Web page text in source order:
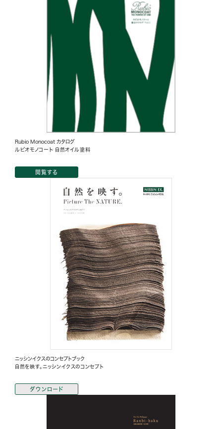
Rubio Monocoat カタログ
ルビオモノコート 自然オイル塗料
閲覧する
ニッシンイクスのコンセプトブック
自然を映す。ニッシンイクスのコンセプト
ダウンロード